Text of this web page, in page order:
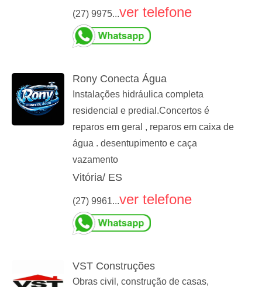
(27) 9975...ver telefone
Rony Conecta Água
Instalações hidráulica completa
residencial e predial.Concertos é
reparos em geral , reparos em caixa de
água . desentupimento e caça
vazamento
Vitória/ ES
(27) 9961...ver telefone
VST Construções
Obras civil, construção de casas,